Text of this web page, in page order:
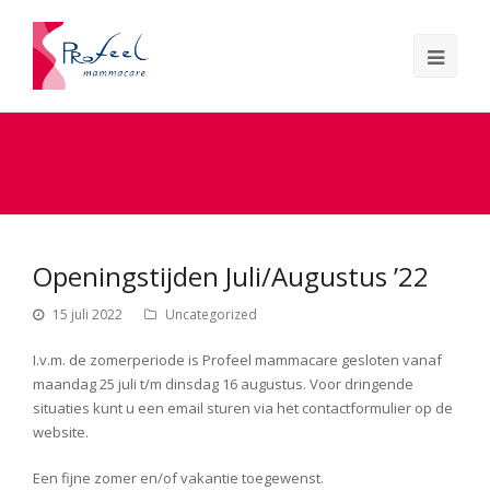
Openingstijden Juli/Augustus ’22
15 juli 2022 Uncategorized
I.v.m. de zomerperiode is Profeel mammacare gesloten vanaf
maandag 25 juli t/m dinsdag 16 augustus. Voor dringende
situaties kunt u een email sturen via het contactformulier op de
website.
Een fijne zomer en/of vakantie toegewenst.